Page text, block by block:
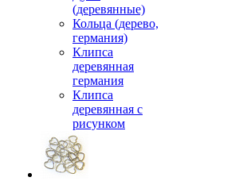
(деревянные)
Кольца (дерево,
германия)
Клипса
деревянная
германия
Клипса
деревянная с
рисунком